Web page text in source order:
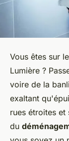
Vous êtes sur
Lumière ?
voire de la
exaltant
rues étroites
du